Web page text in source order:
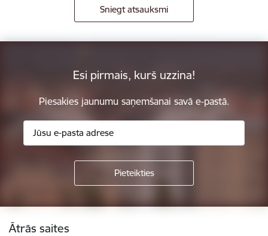
Sniegt atsauksmi
Esi pirmais, kurš uzzina!
Piesakies jaunumu saņemšanai savā e-pastā.
Kājene
Ātrās saites